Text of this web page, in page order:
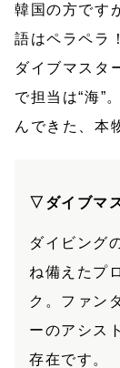
韓国の方です
語はペラペラ
ダイブマスタ
で担当は“海”
んできた、本
▽ダイブマ
ダイビング
ね備えたプ
ク。ファン
ーのアシス
存在です。